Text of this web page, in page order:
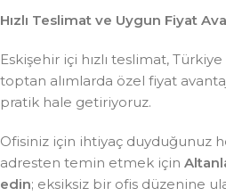
Hızlı Teslimat ve Uygun Fiyat
Eskişehir içi hızlı teslimat,
toptan alımlarda özel fiyat
pratik hale getiriyoruz.
Ofisiniz için ihtiyaç duyduğunuz
adresten temin etmek için
edin; eksiksiz bir ofis düzenine